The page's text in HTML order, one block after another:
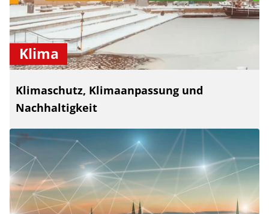
Klima
Klimaschutz, Klimaanpassung und
Nachhaltigkeit